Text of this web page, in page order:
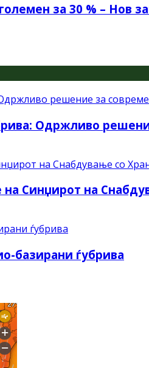
за 30 % – Нов
Одржливо
на Синџирот на
базирани ѓубрива